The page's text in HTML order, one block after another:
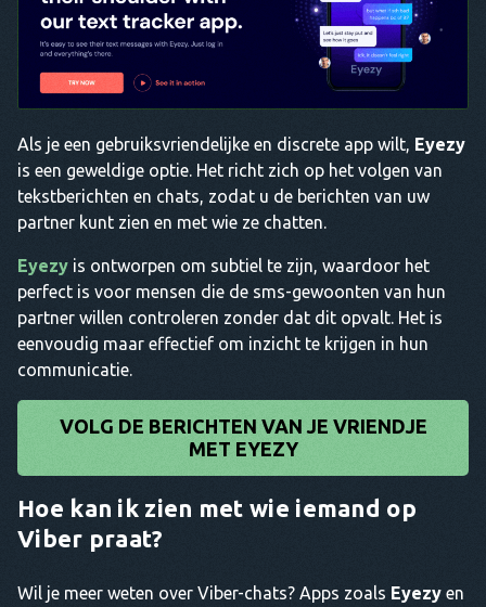
Als je een gebruiksvriendelijke en discrete app wilt, Eyezy
is een geweldige optie. Het richt zich op het volgen van
tekstberichten en chats, zodat u de berichten van uw
partner kunt zien en met wie ze chatten.
Eyezy is ontworpen om subtiel te zijn, waardoor het
perfect is voor mensen die de sms-gewoonten van hun
partner willen controleren zonder dat dit opvalt. Het is
eenvoudig maar effectief om inzicht te krijgen in hun
communicatie.
VOLG DE BERICHTEN VAN JE VRIENDJE
MET EYEZY
Hoe kan ik zien met wie iemand op
Viber praat?
Wil je meer weten over Viber-chats? Apps zoals Eyezy en